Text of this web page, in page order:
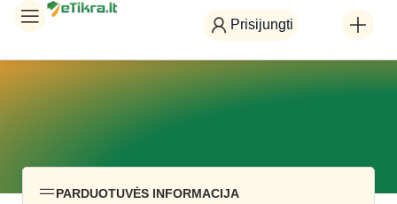
Prisijungti
PARDUOTUVĖS INFORMACIJA